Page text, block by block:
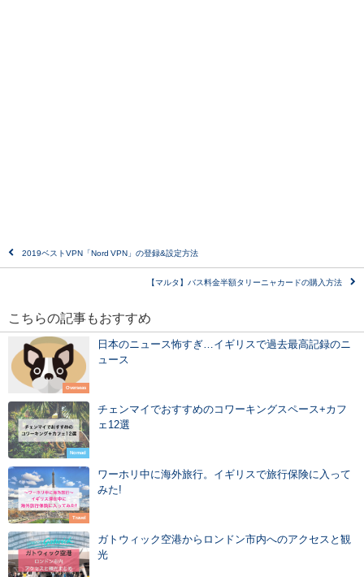
2019ベストVPN「Nord VPN」の登録&設定方法
【マルタ】バス料金半額タリーニャカードの購入方法
こちらの記事もおすすめ
Overseas
日本のニュース怖すぎ…イギリスで過去最高記録のニ
ュース
Nomad
チェンマイでおすすめのコワーキングスペース+カフ
ェ12選
Travel
ワーホリ中に海外旅行。イギリスで旅行保険に入って
みた!
ガトウィック空港からロンドン市内へのアクセスと観
光